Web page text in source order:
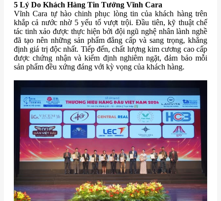
5 Lý Do Khách Hàng Tin Tưởng Vĩnh Cara
Vĩnh Cara tự hào chinh phục lòng tin của khách hàng trên
khắp cả nước nhờ 5 yếu tố vượt trội. Đầu tiên, kỹ thuật chế
tác tinh xảo được thực hiện bởi đội ngũ nghệ nhân lành nghề
đã tạo nên những sản phẩm đẳng cấp và sang trọng, khẳng
định giá trị độc nhất. Tiếp đến, chất lượng kim cương cao cấp
được chứng nhận và kiểm định nghiêm ngặt, đảm bảo mỗi
sản phẩm đều xứng đáng với kỳ vọng của khách hàng.